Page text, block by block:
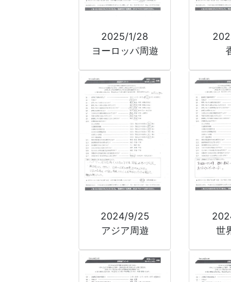
2025/1/28
ヨーロッパ周遊
2024/9/25
アジア周遊
世